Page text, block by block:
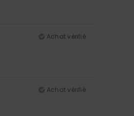
Achat vérifié
Achat vérifié